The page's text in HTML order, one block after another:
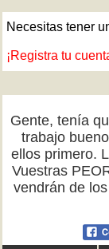
Necesitas tener
¡Registra tu
Gente, tenía
trabajo
ellos primero.
Vuestras
vendrán de